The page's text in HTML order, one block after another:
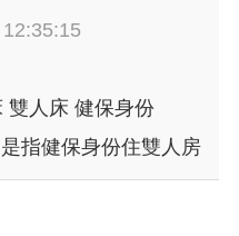
推薦的醫生嗎?好醫
這方面好像健保不支
回我謝謝你
雙人床 健保身份
指健保身份住雙人房
？